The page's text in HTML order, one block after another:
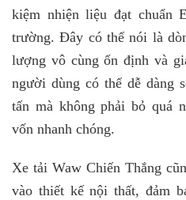
kiệm nhiện liệu đạt chuẩn
trường. Đây có thể nói là
lượng vô cùng ổn định và
người dùng có thể dễ dàng
tấn mà không phải bỏ quá
vốn nhanh chóng.
Xe tải Waw Chiến Thắng
vào thiết kế nội thất, đảm